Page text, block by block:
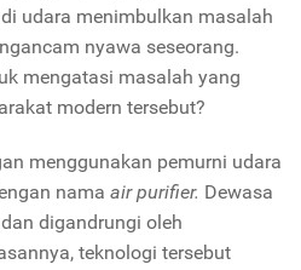
udara menimbulkan masalah
nyawa seseorang.
mengatasi masalah yang
modern tersebut?
menggunakan pemurni udara
nama air purifier. Dewasa
digandrungi oleh
teknologi tersebut